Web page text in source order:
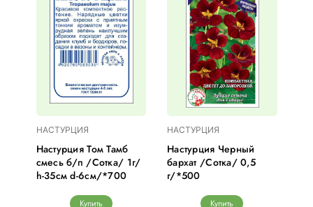
НАСТУРЦИЯ
Настурция Том Тамб
смесь б/п /Сотка/ 1г/
h-35см d-6см/*700
Купить
НАСТУРЦИЯ
Настурция Черный
бархат /Сотка/ 0,5
г/*500
Купить